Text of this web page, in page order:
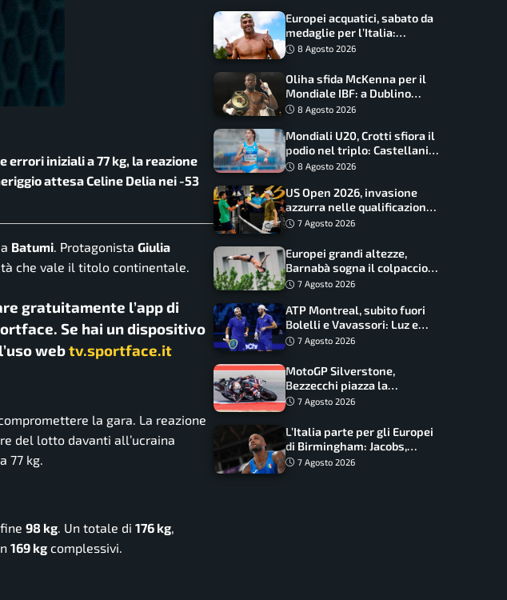
errori iniziali a 77 kg, la reazione
attesa Celine Delia nei -53
Batumi. Protagonista Giulia
che vale il titolo continentale.
gratuitamente l’app di
Se hai un dispositivo
webtv.sportface.it
la gara. La reazione
del lotto davanti all’ucraina
77 kg.
98 kg. Un totale di 176 kg,
169 kg complessivi.
Europei acquatici, sabato da
medaglie per l’Italia:
Paltrinieri guida la staffetta,
grandi altezze
8 Agosto 2026
Oliha sfida McKenna per il
Mondiale IBF: a Dublino
serve l’impresa nella tana
8 Agosto 2026
Mondiali U20, Crotti sfiora il
podio nel triplo: Castellani
da record, Succo in finale
8 Agosto 2026
US Open 2026, invasione
azzurra nelle qualificazioni:
17 italiani a caccia del main
7 Agosto 2026
Europei grandi altezze,
Barnabà sogna il colpaccio:
è leader a metà gara, Baraldi
7 Agosto 2026
ATP Montreal, subito fuori
Bolelli e Vavassori: Luz e
Matos fermano gli azzurri
7 Agosto 2026
MotoGP Silverstone,
Bezzecchi piazza la
zampata: Aprilia domina,
7 Agosto 2026
L’Italia parte per gli Europei
di Birmingham: Jacobs,
Tamberi e Battocletti
7 Agosto 2026